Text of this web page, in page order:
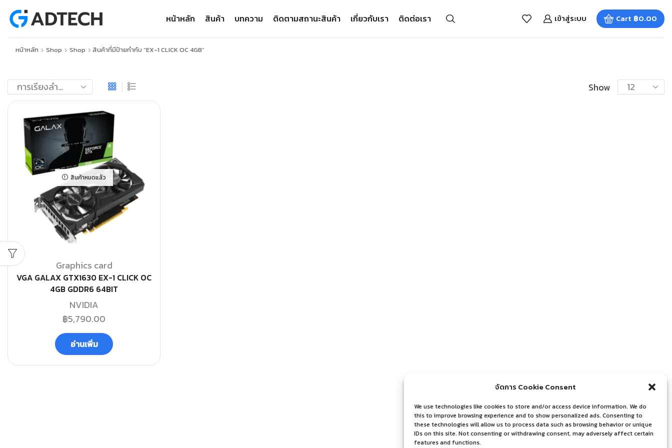
จัดการ Cookie Consent
We use technologies like cookies to store and/or access device information. We do
this to improve browsing experience and to show personalized ads. Consenting to
these technologies will allow us to process data such as browsing behavior or unique
IDs on this site. Not consenting or withdrawing consent, may adversely affect certain
features and functions.
หน้าหลัก สินค้า บทความ ติดตามสถานะสินค้า เกี่ยวกับเรา ติดต่อเรา เข้าสู่ระบบ Cart ฿0.00
หน้าหลัก Shop Shop สินค้าที่มีป้ายกำกับ “EX-1 CLICK OC 4GB”
Show
สินค้าหมดแล้ว
Graphics card
VGA GALAX GTX1630 EX-1 CLICK OC
4GB GDDR6 64BIT
NVIDIA
฿5,790.00
อ่านเพิ่ม